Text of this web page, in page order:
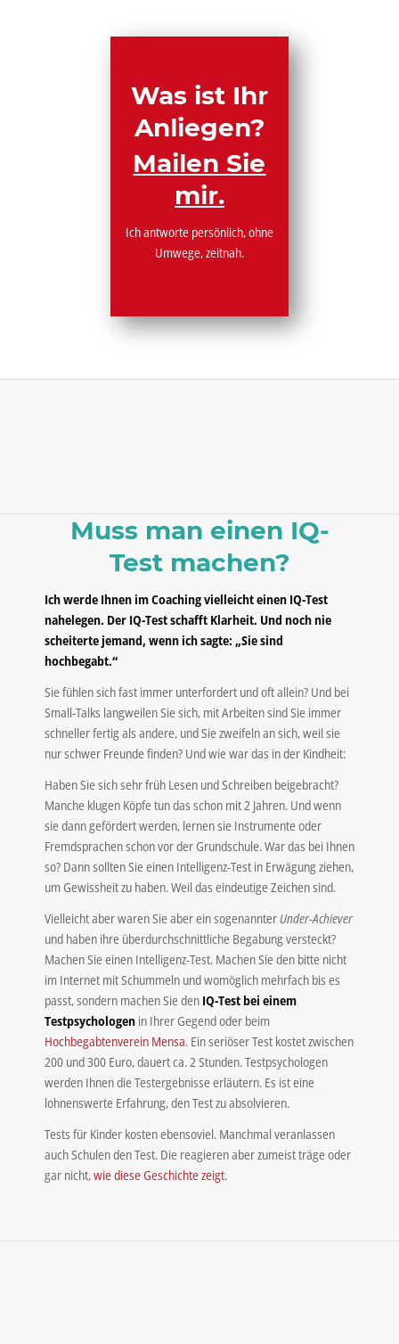
Was ist Ihr
Anliegen?
Mailen Sie
mir.
Ich antworte persönlich, ohne
Umwege, zeitnah.
Muss man einen IQ-
Test machen?
Ich werde Ihnen im Coaching vielleicht einen IQ-Test
nahelegen. Der IQ-Test schafft Klarheit. Und noch nie
scheiterte jemand, wenn ich sagte: „Sie sind
hochbegabt.“
Sie fühlen sich fast immer unterfordert und oft allein? Und bei
Small-Talks langweilen Sie sich, mit Arbeiten sind Sie immer
schneller fertig als andere, und Sie zweifeln an sich, weil sie
nur schwer Freunde finden? Und wie war das in der Kindheit:
Haben Sie sich sehr früh Lesen und Schreiben beigebracht?
Manche klugen Köpfe tun das schon mit 2 Jahren. Und wenn
sie dann gefördert werden, lernen sie Instrumente oder
Fremdsprachen schon vor der Grundschule. War das bei Ihnen
so? Dann sollten Sie einen Intelligenz-Test in Erwägung ziehen,
um Gewissheit zu haben. Weil das eindeutige Zeichen sind.
Vielleicht aber waren Sie aber ein sogenannterUnder-Achiever
und haben ihre überdurchschnittliche Begabung versteckt?
Machen Sie einen Intelligenz-Test. Machen Sie den bitte nicht
im Internet mit Schummeln und womöglich mehrfach bis es
passt, sondern machen Sie den IQ-Test bei einem
Testpsychologen in Ihrer Gegend oder beim
Hochbegabtenverein Mensa. Ein seriöser Test kostet zwischen
200 und 300 Euro, dauert ca. 2 Stunden. Testpsychologen
werden Ihnen die Testergebnisse erläutern. Es ist eine
lohnenswerte Erfahrung, den Test zu absolvieren.
Tests für Kinder kosten ebensoviel. Manchmal veranlassen
auch Schulen den Test. Die reagieren aber zumeist träge oder
gar nicht,wie diese Geschichte zeigt.